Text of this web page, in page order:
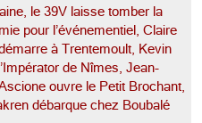
le 39V laisse tomber la
pour l’événementiel, Claire
à Trentemoult, Kevin
de Nîmes, Jean-
ouvre le Petit Brochant,
débarque chez Boubalé